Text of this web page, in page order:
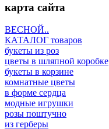
карта сайта
ВЕСНОЙ..
КАТАЛОГ товаров
букеты из роз
цветы в шляпной коробке
букеты в корзине
комнатные цветы
в форме сердца
модные игрушки
розы поштучно
из герберы